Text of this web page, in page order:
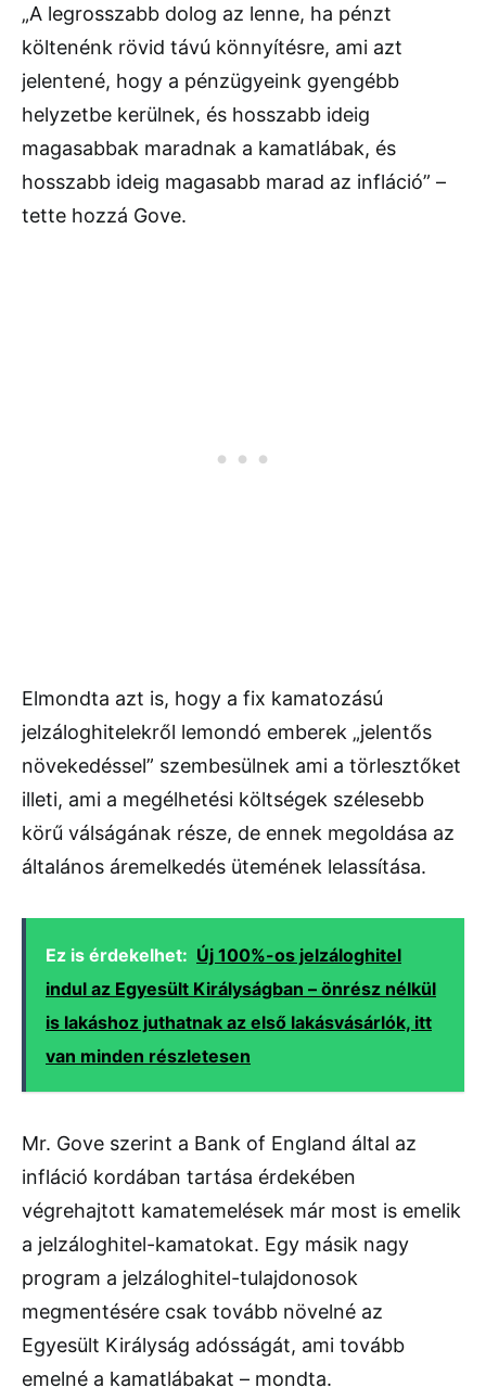
„A legrosszabb dolog az lenne, ha pénzt
költenénk rövid távú könnyítésre, ami azt
jelentené, hogy a pénzügyeink gyengébb
helyzetbe kerülnek, és hosszabb ideig
magasabbak maradnak a kamatlábak, és
hosszabb ideig magasabb marad az infláció” –
tette hozzá Gove.
Elmondta azt is, hogy a fix kamatozású
jelzáloghitelekről lemondó emberek „jelentős
növekedéssel” szembesülnek ami a törlesztőket
illeti, ami a megélhetési költségek szélesebb
körű válságának része, de ennek megoldása az
általános áremelkedés ütemének lelassítása.
Ez is érdekelhet: Új 100%-os jelzáloghitel
indul az Egyesült Királyságban – önrész nélkül
is lakáshoz juthatnak az első lakásvásárlók, itt
van minden részletesen
Mr. Gove szerint a Bank of England által az
infláció kordában tartása érdekében
végrehajtott kamatemelések már most is emelik
a jelzáloghitel-kamatokat. Egy másik nagy
program a jelzáloghitel-tulajdonosok
megmentésére csak tovább növelné az
Egyesült Királyság adósságát, ami tovább
emelné a kamatlábakat – mondta.